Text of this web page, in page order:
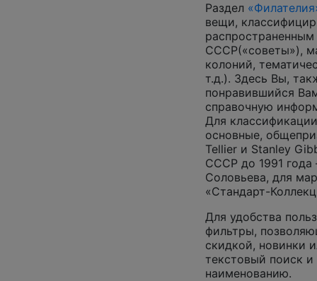
Раздел
вещи,
СССР(«советы»),
колоний,
т.д.). Здесь Вы,
понравившийся
справочную
Для
основные,
Tellier и Stanley
СССР до 1991
Соловьева, для
«Стандарт-
Для удобства
фильтры,
скидкой, новинки
текстовый поиск
наименованию.